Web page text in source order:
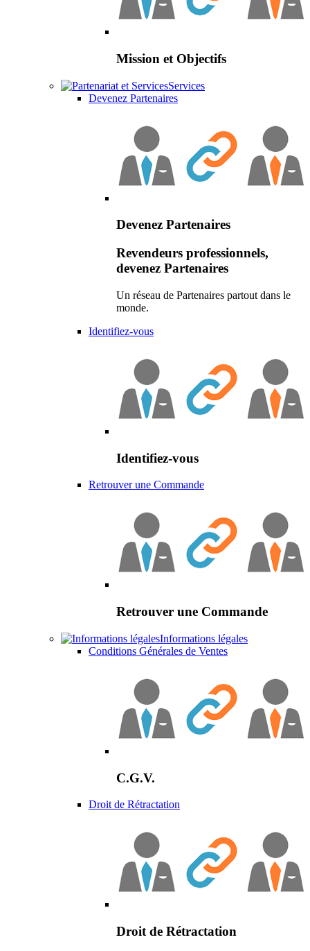
Mission et Objectifs
Services
Devenez Partenaires
Devenez Partenaires
Revendeurs professionnels,
devenez Partenaires
Un réseau de Partenaires partout dans le
monde.
Identifiez-vous
Identifiez-vous
Retrouver une Commande
Retrouver une Commande
Informations légales
Conditions Générales de Ventes
C.G.V.
Droit de Rétractation
Droit de Rétractation